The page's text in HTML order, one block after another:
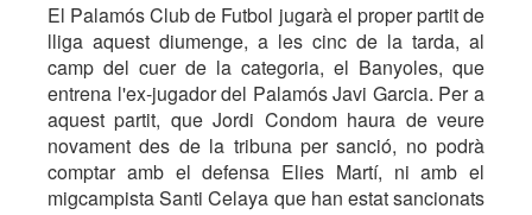
El Palamós Club de Futbol jugarà el proper partit de
lliga aquest diumenge, a les cinc de la tarda, al
camp del cuer de la categoria, el Banyoles, que
entrena l'ex-jugador del Palamós Javi Garcia. Per a
aquest partit, que Jordi Condom haura de veure
novament des de la tribuna per sanció, no podrà
comptar amb el defensa Elies Martí, ni amb el
migcampista Santi Celaya que han estat sancionats